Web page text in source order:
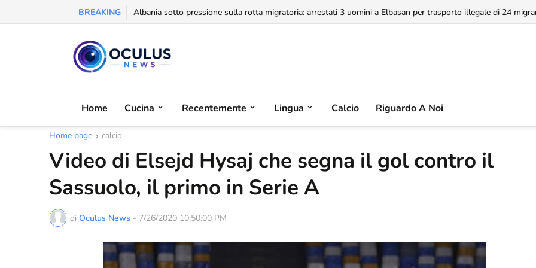
BREAKING Albania sotto pressione sulla rotta migratoria: arrestati 3 uomini a Elbasan per trasporto illegale di 24
Home Cucina Recentemente Lingua Calcio Riguardo A Noi
Home page calcio
Video di Elsejd Hysaj che segna il gol contro il
Sassuolo, il primo in Serie A
di Oculus News - 7/26/2020 10:50:00 PM